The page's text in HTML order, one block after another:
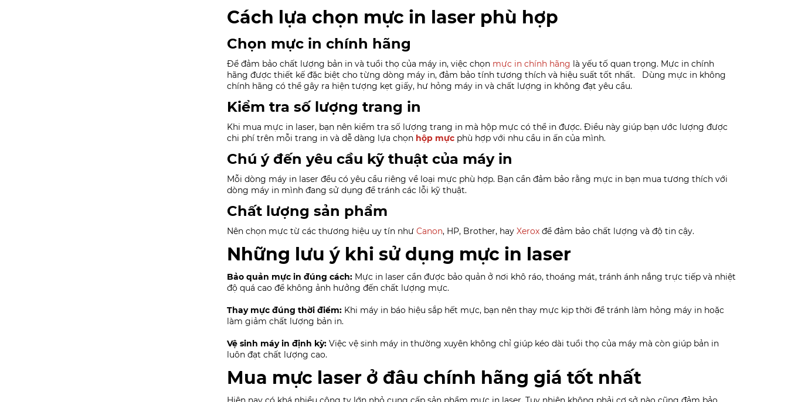
Cách lựa chọn mực in laser phù hợp
Chọn mực in chính hãng
Để đảm bảo chất lượng bản in và tuổi thọ của máy in, việc chọn mực in chính hãng là yếu tố quan trọng. Mực in chính
hãng được thiết kế đặc biệt cho từng dòng máy in, đảm bảo tính tương thích và hiệu suất tốt nhất.
Dùng mực in không
chính hãng có thể gây ra hiện tượng kẹt giấy, hư hỏng máy in và chất lượng in không đạt yêu cầu.
Kiểm tra số lượng trang in
Khi mua mực in laser, bạn nên kiểm tra số lượng trang in mà hộp mực có thể in được. Điều này giúp bạn ước lượng được
chi phí trên mỗi trang in và dễ dàng lựa chọn hộp mực phù hợp với nhu cầu in ấn của mình.
Chú ý đến yêu cầu kỹ thuật của máy in
Mỗi dòng máy in laser đều có yêu cầu riêng về loại mực phù hợp. Bạn cần đảm bảo rằng mực in bạn mua tương thích với
dòng máy in mình đang sử dụng để tránh các lỗi kỹ thuật.
Chất lượng sản phẩm
Nên chọn mực từ các thương hiệu uy tín như Canon, HP, Brother, hay Xerox để đảm bảo chất lượng và độ tin cậy.
Những lưu ý khi sử dụng mực in laser
Bảo quản mực in đúng cách: Mực in laser cần được bảo quản ở nơi khô ráo, thoáng mát, tránh ánh nắng trực tiếp và nhiệt
độ quá cao để không ảnh hưởng đến chất lượng mực.
Thay mực đúng thời điểm: Khi máy in báo hiệu sắp hết mực, bạn nên thay mực kịp thời để tránh làm hỏng máy in hoặc
làm giảm chất lượng bản in.
Vệ sinh máy in định kỳ: Việc vệ sinh máy in thường xuyên không chỉ giúp kéo dài tuổi thọ của máy mà còn giúp bản in
luôn đạt chất lượng cao.
Mua mực laser ở đâu chính hãng giá tốt nhất